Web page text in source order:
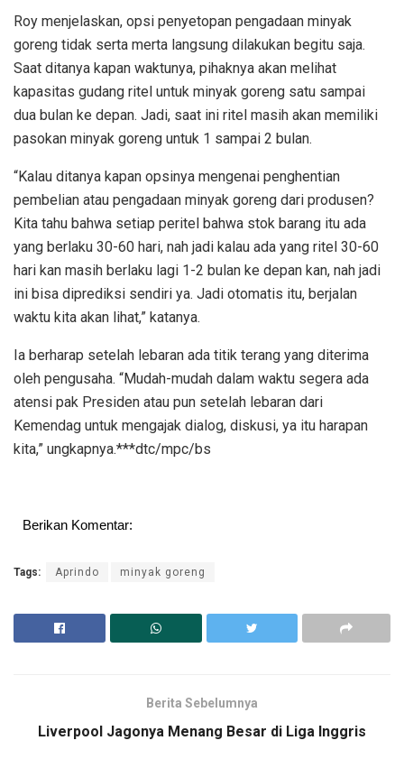
Roy menjelaskan, opsi penyetopan pengadaan minyak
goreng tidak serta merta langsung dilakukan begitu saja.
Saat ditanya kapan waktunya, pihaknya akan melihat
kapasitas gudang ritel untuk minyak goreng satu sampai
dua bulan ke depan. Jadi, saat ini ritel masih akan memiliki
pasokan minyak goreng untuk 1 sampai 2 bulan.
“Kalau ditanya kapan opsinya mengenai penghentian
pembelian atau pengadaan minyak goreng dari produsen?
Kita tahu bahwa setiap peritel bahwa stok barang itu ada
yang berlaku 30-60 hari, nah jadi kalau ada yang ritel 30-60
hari kan masih berlaku lagi 1-2 bulan ke depan kan, nah jadi
ini bisa diprediksi sendiri ya. Jadi otomatis itu, berjalan
waktu kita akan lihat,” katanya.
Ia berharap setelah lebaran ada titik terang yang diterima
oleh pengusaha. “Mudah-mudah dalam waktu segera ada
atensi pak Presiden atau pun setelah lebaran dari
Kemendag untuk mengajak dialog, diskusi, ya itu harapan
kita,” ungkapnya.***dtc/mpc/bs
Berikan Komentar:
Tags: Aprindo minyak goreng
Berita Sebelumnya
Liverpool Jagonya Menang Besar di Liga Inggris